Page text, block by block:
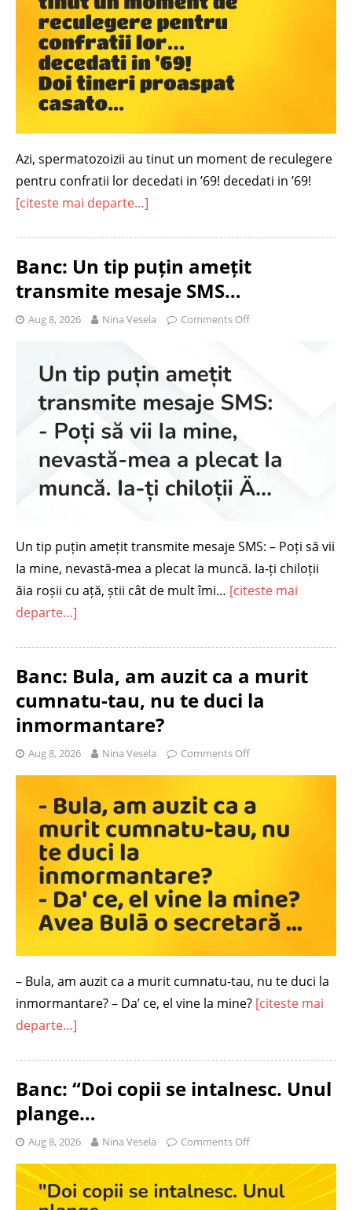
Azi, spermatozoizii au tinut un moment de reculegere
pentru confratii lor decedati in ’69! decedati in ’69!
[citeste mai departe…]
Banc: Un tip puțin amețit
transmite mesaje SMS…
Aug 8, 2026 Nina Vesela Comments Off
Un tip puțin amețit transmite mesaje SMS: – Poți să vii
Ia mine, nevastă-mea a plecat Ia muncă. Ia-ți chiloții
ăia roșii cu ață, știi cât de mult îmi… [citeste mai
departe…]
Banc: Bula, am auzit ca a murit
cumnatu-tau, nu te duci la
inmormantare?
Aug 8, 2026 Nina Vesela Comments Off
– Bula, am auzit ca a murit cumnatu-tau, nu te duci la
inmormantare? – Da’ ce, el vine la mine? [citeste mai
departe…]
Banc: “Doi copii se intalnesc. Unul
plange…
Aug 8, 2026 Nina Vesela Comments Off